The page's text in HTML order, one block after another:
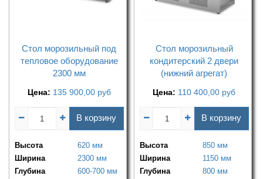
Стол морозильный под
тепловое оборудование
2300 мм
Цена: 135 900,00 руб
В корзину
Высота
620 мм
Ширина
2300 мм
Глубина
600-700 мм
Стол морозильный
кондитерский 2 двери
(нижний агрегат)
Цена: 110 400,00 руб
В корзину
Высота
850 мм
Ширина
1150 мм
Глубина
800 мм